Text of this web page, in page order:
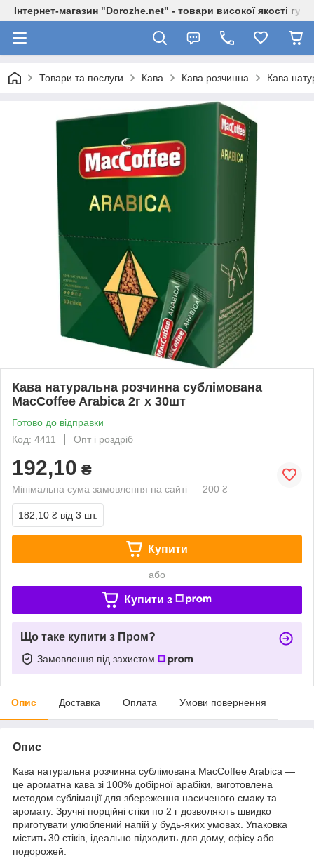
Інтернет-магазин "Dorozhe.net" - товари високої якості
Товари та послуги Кава Кава розчинна Кава
Кава натуральна розчинна сублімована
MacCoffee Arabica 2г x 30шт
Готово до відправки
Код: 4411
Опт і роздріб
192,10 ₴
Мінімальна сума замовлення на сайті — 200 ₴
182,10 ₴ від 3 шт.
Купити
або
Купити з
Що таке купити з Пром?
Замовлення під захистом
Опис Доставка Оплата Умови повернення
Опис
Кава натуральна розчинна сублімована MacCoffee Arabica —
це ароматна кава зі 100% добірної арабіки, виготовлена
методом сублімації для збереження насиченого смаку та
аромату. Зручні порційні стіки по 2 г дозволяють швидко
приготувати улюблений напій у будь-яких умовах. Упаковка
містить 30 стіків, ідеально підходить для дому, офісу або
подорожей.